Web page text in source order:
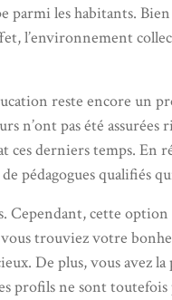
les habitants. Bien
l’environnement
reste encore un
n’ont pas été
ces derniers temps.
pédagogues qualifiés
cette option
trouviez votre
De plus, vous avez
ne sont toutefois